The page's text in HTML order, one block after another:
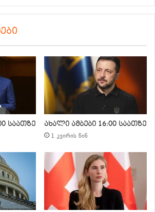
საათზე ახალი ამბები 16:00 საათზე
1 კვირის წინ